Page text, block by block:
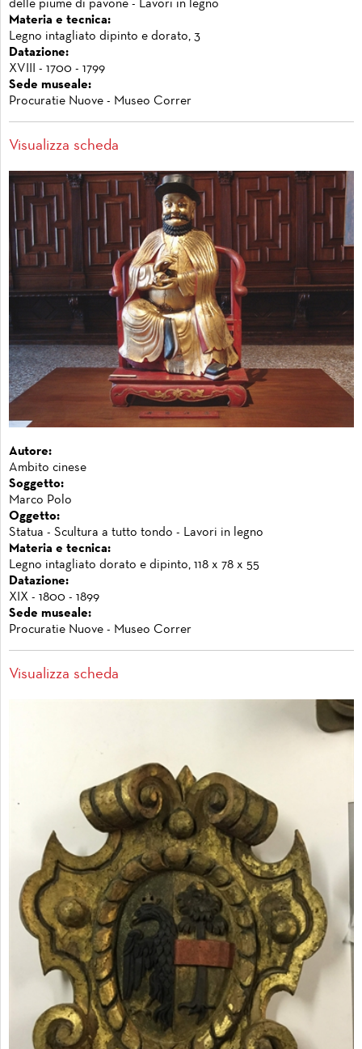
delle piume di pavone - Lavori in legno
Materia e tecnica:
Legno intagliato dipinto e dorato, 3
Datazione:
XVIII - 1700 - 1799
Sede museale:
Procuratie Nuove - Museo Correr
Visualizza scheda
Autore:
Ambito cinese
Soggetto:
Marco Polo
Oggetto:
Statua - Scultura a tutto tondo - Lavori in legno
Materia e tecnica:
Legno intagliato dorato e dipinto, 118 x 78 x 55
Datazione:
XIX - 1800 - 1899
Sede museale:
Procuratie Nuove - Museo Correr
Visualizza scheda